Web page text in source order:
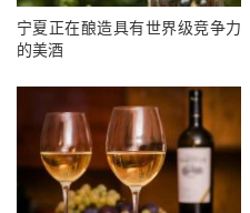
宁夏正在酿造具有世界级竞争力
的美酒